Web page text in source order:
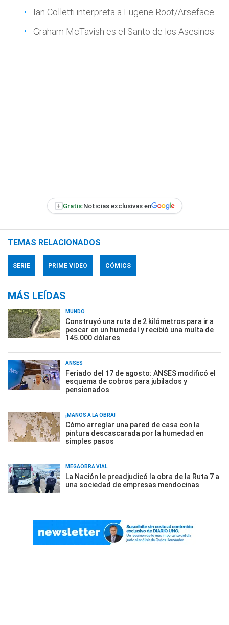
Ian Colletti interpreta a Eugene Root/Arseface.
Graham McTavish es el Santo de los Asesinos.
+ Gratis:Noticias exclusivas en
TEMAS RELACIONADOS
SERIE PRIME VIDEO CÓMICS
MÁS LEÍDAS
MUNDO
Construyó una ruta de 2 kilómetros para ir a
pescar en un humedal y recibió una multa de
145.000 dólares
ANSES
Feriado del 17 de agosto: ANSES modificó el
esquema de cobros para jubilados y
pensionados
¡MANOS A LA OBRA!
Cómo arreglar una pared de casa con la
pintura descascarada por la humedad en
simples pasos
MEGAOBRA VIAL
La Nación le preadjudicó la obra de la Ruta 7 a
una sociedad de empresas mendocinas